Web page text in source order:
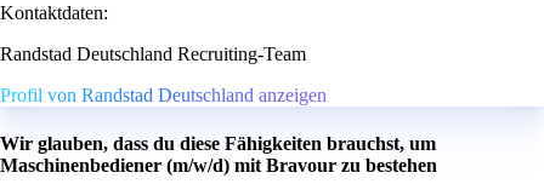
Kontaktdaten:
Randstad Deutschland Recruiting-Team
Profil von Randstad Deutschland anzeigen
Wir glauben, dass du diese Fähigkeiten brauchst, um
Maschinenbediener (m/w/d) mit Bravour zu bestehen